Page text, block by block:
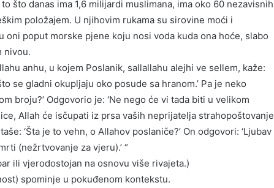
što danas ima 1,6 milijardi muslimana, ima oko 60 nezavisnih
položajem. U njihovim rukama su sirovine moći i
oni poput morske pjene koju nosi voda kuda ona hoće, slabo
nivou.
anhu, u kojem Poslanik, sallallahu alejhi ve sellem, kaže:
se gladni okupljaju oko posude sa hranom.’ Pa je neko
broju?’ Odgovorio je: ‘Ne nego će vi tada biti u velikom
Allah će isčupati iz prsa vaših neprijatelja strahopoštovanje
‘Šta je to vehn, o Allahov poslaniče?’ On odgovori: ‘Ljubav
(nežrtvovanje za vjeru).’ “
ili vjerodostojan na osnovu više rivajeta.)
spominje u pokuđenom kontekstu.